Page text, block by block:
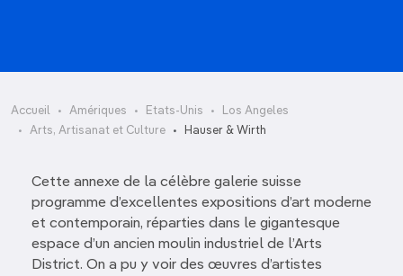
Accueil Amériques Etats-Unis
Los Angeles
Arts, Artisanat et Culture
Hauser & Wirth
Cette annexe de la célèbre galerie suisse
programme d’excellentes expositions d’art moderne
et contemporain, réparties dans le gigantesque
espace d’un ancien moulin industriel de l’Arts
District. On a pu y voir des œuvres d’artistes